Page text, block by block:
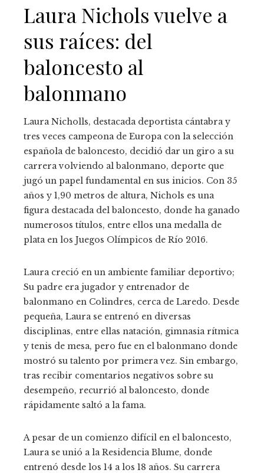
Laura Nichols vuelve a
sus raíces: del
baloncesto al
balonmano
Laura Nicholls, destacada deportista cántabra y
tres veces campeona de Europa con la selección
española de baloncesto, decidió dar un giro a su
carrera volviendo al balonmano, deporte que
jugó un papel fundamental en sus inicios. Con 35
años y 1,90 metros de altura, Nichols es una
figura destacada del baloncesto, donde ha ganado
numerosos títulos, entre ellos una medalla de
plata en los Juegos Olímpicos de Río 2016.
Laura creció en un ambiente familiar deportivo;
Su padre era jugador y entrenador de
balonmano en Colindres, cerca de Laredo. Desde
pequeña, Laura se entrenó en diversas
disciplinas, entre ellas natación, gimnasia rítmica
y tenis de mesa, pero fue en el balonmano donde
mostró su talento por primera vez. Sin embargo,
tras recibir comentarios negativos sobre su
desempeño, recurrió al baloncesto, donde
rápidamente saltó a la fama.
A pesar de un comienzo difícil en el baloncesto,
Laura se unió a la Residencia Blume, donde
entrenó desde los 14 a los 18 años. Su carrera